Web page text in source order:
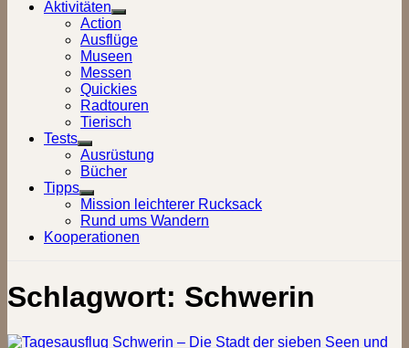
Aktivitäten
Show
sub
menu
Action
Ausflüge
Museen
Messen
Quickies
Radtouren
Tierisch
Tests
Show
sub
menu
Ausrüstung
Bücher
Tipps
Show
sub
menu
Mission leichterer Rucksack
Rund ums Wandern
Kooperationen
Schlagwort: Schwerin